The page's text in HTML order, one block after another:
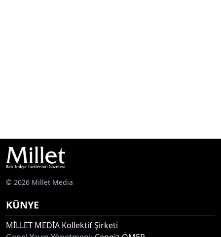
© 2026 Millet Media
KÜNYE
MİLLET MEDİA Kollektif Şirketi